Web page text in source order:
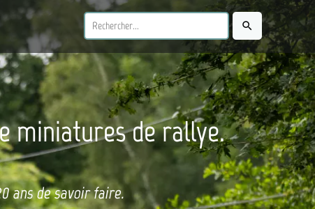
miniatures de rallye.
ans de savoir faire.
search